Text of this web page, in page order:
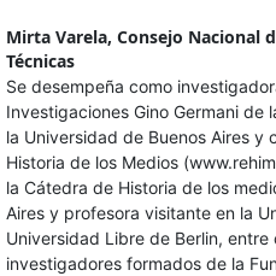
Mirta Varela, Consejo Nacional
Técnicas
Se desempeña como
Investigaciones Gino Germani de
la Universidad de Buenos Aires y
Historia de los Medios
la Cátedra de Historia de los
Aires y profesora visitante en la
Universidad Libre de Berlin,
investigadores formados de la